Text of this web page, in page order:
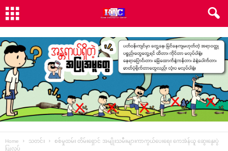
Home သတင်း
စစ်မှုထမ်း တိမ်းရှောင် အမျိုးသမီးများကာကွယ်ပေးရေး ကေအဲန်ယူ ဆွေးနွေးပွဲ
ပြုလုပ်